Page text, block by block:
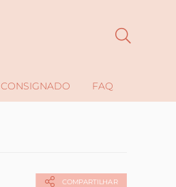
CONSIGNADO FAQ
COMPARTILHAR